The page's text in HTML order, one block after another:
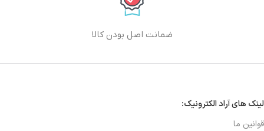
ضمانت اصل بودن کالا
لینک های آراد الکترونیک:
قوانین ما